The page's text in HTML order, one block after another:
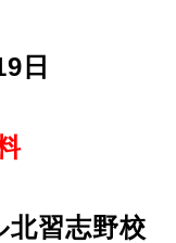
日
北習志野校